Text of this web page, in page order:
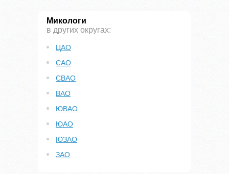
Микологи
в других округах:
ЦАО
САО
СВАО
ВАО
ЮВАО
ЮАО
ЮЗАО
ЗАО